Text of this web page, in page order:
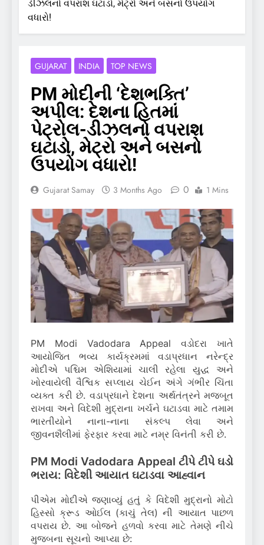
ડીઝલનો વપરાશ ઘટાડો, મેટ્રો અને બસનો ઉપયોગ
વધારો!
GUJARAT INDIA TOP NEWS
​PM મોદીની ‘દેશભક્તિ’
અપીલ: દેશના હિતમાં
પેટ્રોલ-ડીઝલનો વપરાશ
ઘટાડો, મેટ્રો અને બસનો
ઉપયોગ વધારો!
Gujarat Samay 3 Months Ago 0 1 Mins
PM Modi Vadodara Appeal વડોદરા ખાતે
આયોજિત ભવ્ય કાર્યક્રમમાં વડાપ્રધાન નરેન્દ્ર
મોદીએ પશ્ચિમ એશિયામાં ચાલી રહેલા યુદ્ધ અને
ખોરવાયેલી વૈશ્વિક સપ્લાય ચેઈન અંગે ગંભીર ચિંતા
વ્યક્ત કરી છે. વડાપ્રધાને દેશના અર્થતંત્રને મજબૂત
રાખવા અને વિદેશી મુદ્રાના ખર્ચને ઘટાડવા માટે તમામ
ભારતીયોને નાના-નાના સંકલ્પ લેવા અને
જીવનશૈલીમાં ફેરફાર કરવા માટે નમ્ર વિનંતી કરી છે.
PM Modi Vadodara Appeal ટીપે ટીપે ઘડો
ભરાય: વિદેશી આયાત ઘટાડવા આહ્વાન
પીએમ મોદીએ જણાવ્યું હતું કે વિદેશી મુદ્રાનો મોટો
હિસ્સો ક્રૂડ ઓઈલ (કાચું તેલ) ની આયાત પાછળ
વપરાય છે. આ બોજને હળવો કરવા માટે તેમણે નીચે
મુજબના સૂચનો આપ્યા છે: